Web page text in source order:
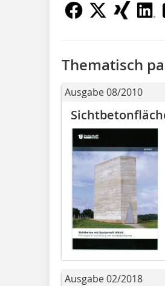
Thematisch
Ausgabe 08/2010
Ausgabe 02/2018